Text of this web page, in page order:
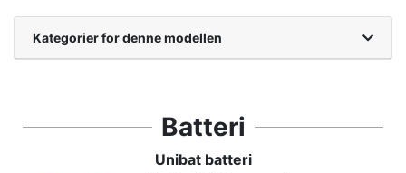
Kategorier for denne modellen
Batteri
Unibat batteri